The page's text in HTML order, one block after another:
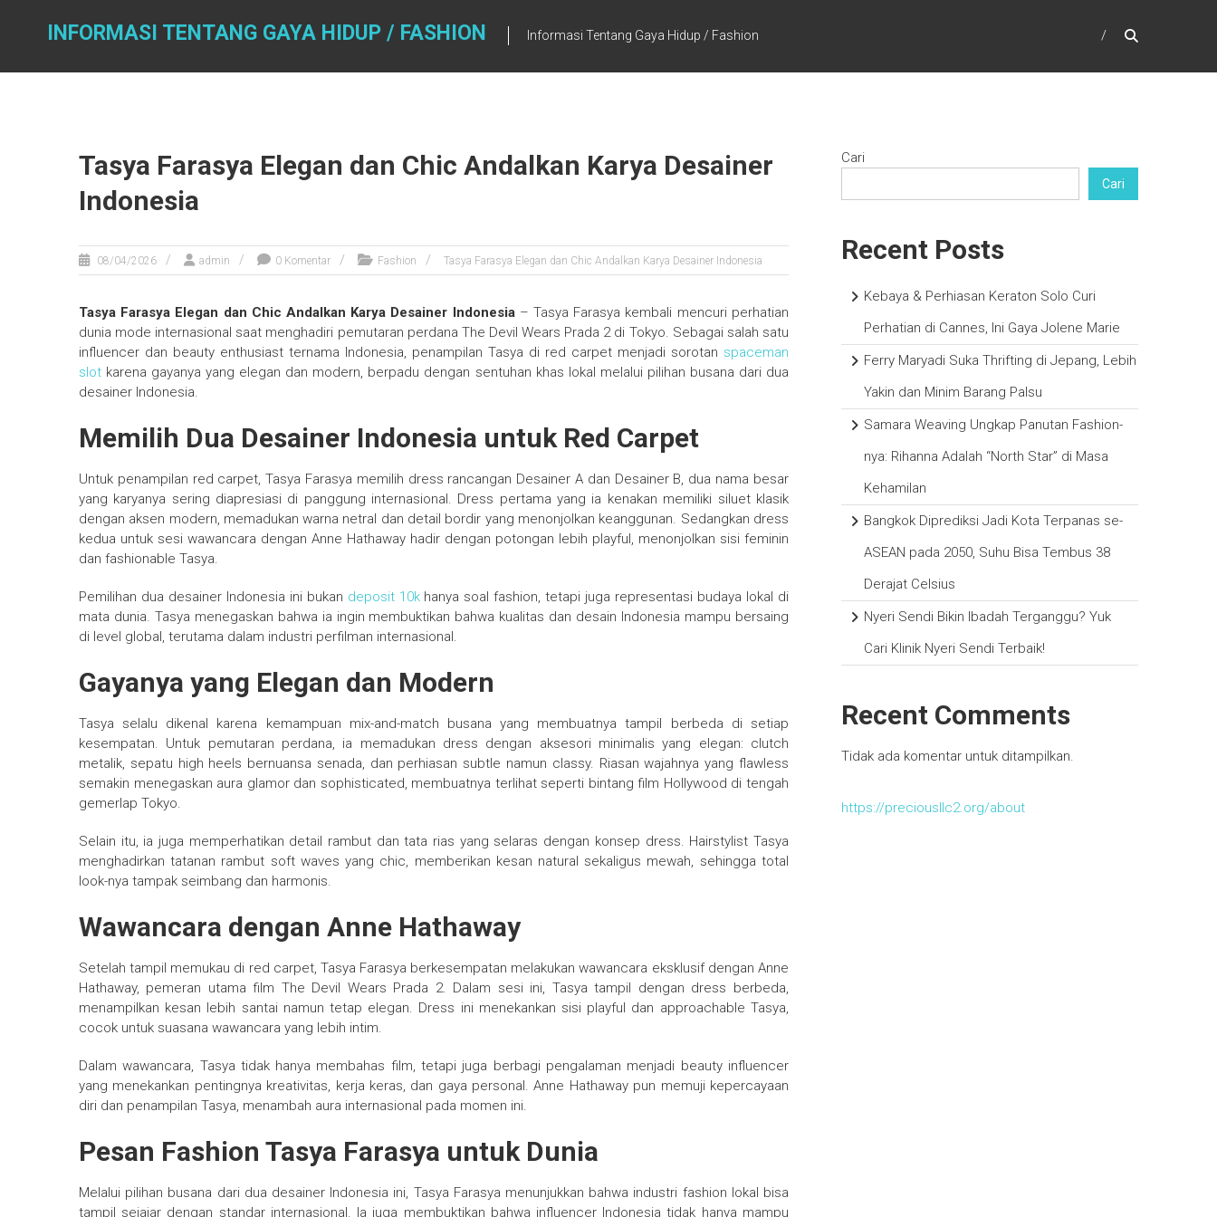
INFORMASI TENTANG GAYA HIDUP / FASHION Informasi Tentang Gaya Hidup / Fashion
Tasya Farasya Elegan dan Chic Andalkan Karya Desainer
Indonesia
08/04/2026 admin 0 Komentar Fashion Tasya Farasya Elegan dan Chic Andalkan Karya Desainer Indonesia
Tasya Farasya Elegan dan Chic Andalkan Karya Desainer Indonesia– Tasya Farasya kembali mencuri perhatian
dunia mode internasional saat menghadiri pemutaran perdana The Devil Wears Prada 2 di Tokyo. Sebagai salah satu
influencer dan beauty enthusiast ternama Indonesia, penampilan Tasya di red carpet menjadi sorotan spaceman
slot karena gayanya yang elegan dan modern, berpadu dengan sentuhan khas lokal melalui pilihan busana dari dua
desainer Indonesia.
Memilih Dua Desainer Indonesia untuk Red Carpet
Untuk penampilan red carpet, Tasya Farasya memilih dress rancangan Desainer A dan Desainer B, dua nama besar
yang karyanya sering diapresiasi di panggung internasional. Dress pertama yang ia kenakan memiliki siluet klasik
dengan aksen modern, memadukan warna netral dan detail bordir yang menonjolkan keanggunan. Sedangkan dress
kedua untuk sesi wawancara dengan Anne Hathaway hadir dengan potongan lebih playful, menonjolkan sisi feminin
dan fashionable Tasya.
Pemilihan dua desainer Indonesia ini bukan deposit 10khanya soal fashion, tetapi juga representasi budaya lokal di
mata dunia. Tasya menegaskan bahwa ia ingin membuktikan bahwa kualitas dan desain Indonesia mampu bersaing
di level global, terutama dalam industri perfilman internasional.
Gayanya yang Elegan dan Modern
Tasya selalu dikenal karena kemampuan mix-and-match busana yang membuatnya tampil berbeda di setiap
kesempatan. Untuk pemutaran perdana, ia memadukan dress dengan aksesori minimalis yang elegan: clutch
metalik, sepatu high heels bernuansa senada, dan perhiasan subtle namun classy. Riasan wajahnya yang flawless
semakin menegaskan aura glamor dan sophisticated, membuatnya terlihat seperti bintang film Hollywood di tengah
gemerlap Tokyo.
Selain itu, ia juga memperhatikan detail rambut dan tata rias yang selaras dengan konsep dress. Hairstylist Tasya
menghadirkan tatanan rambut soft waves yang chic, memberikan kesan natural sekaligus mewah, sehingga total
look-nya tampak seimbang dan harmonis.
Wawancara dengan Anne Hathaway
Setelah tampil memukau di red carpet, Tasya Farasya berkesempatan melakukan wawancara eksklusif dengan Anne
Hathaway, pemeran utama film The Devil Wears Prada 2. Dalam sesi ini, Tasya tampil dengan dress berbeda,
menampilkan kesan lebih santai namun tetap elegan. Dress ini menekankan sisi playful dan approachable Tasya,
cocok untuk suasana wawancara yang lebih intim.
Dalam wawancara, Tasya tidak hanya membahas film, tetapi juga berbagi pengalaman menjadi beauty influencer
yang menekankan pentingnya kreativitas, kerja keras, dan gaya personal. Anne Hathaway pun memuji kepercayaan
diri dan penampilan Tasya, menambah aura internasional pada momen ini.
Pesan Fashion Tasya Farasya untuk Dunia
Melalui pilihan busana dari dua desainer Indonesia ini, Tasya Farasya menunjukkan bahwa industri fashion lokal bisa
tampil sejajar dengan standar internasional. Ia juga membuktikan bahwa influencer Indonesia tidak hanya mampu
Cari
Cari
Recent Posts
Kebaya & Perhiasan Keraton Solo Curi
Perhatian di Cannes, Ini Gaya Jolene Marie
Ferry Maryadi Suka Thrifting di Jepang, Lebih
Yakin dan Minim Barang Palsu
Samara Weaving Ungkap Panutan Fashion-
nya: Rihanna Adalah “North Star” di Masa
Kehamilan
Bangkok Diprediksi Jadi Kota Terpanas se-
ASEAN pada 2050, Suhu Bisa Tembus 38
Derajat Celsius
Nyeri Sendi Bikin Ibadah Terganggu? Yuk
Cari Klinik Nyeri Sendi Terbaik!
Recent Comments
Tidak ada komentar untuk ditampilkan.
https://preciousllc2.org/about